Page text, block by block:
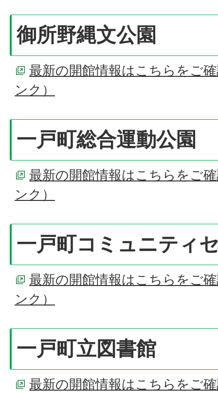
御所野縄文公園
最新の開館情報はこちらをご
ンク）
一戸町総合運動公園
最新の開館情報はこちらをご
ンク）
一戸町コミュニティ
最新の開館情報はこちらをご
ンク）
一戸町立図書館
最新の開館情報はこちらをご